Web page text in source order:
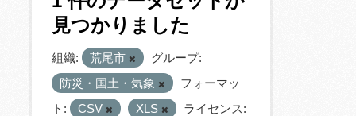
見つかりました
組織: 荒尾市
グループ:
防災・国土・気象
フォーマッ
ト:
CSV XLS
ライセンス: